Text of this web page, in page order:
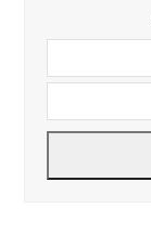
name